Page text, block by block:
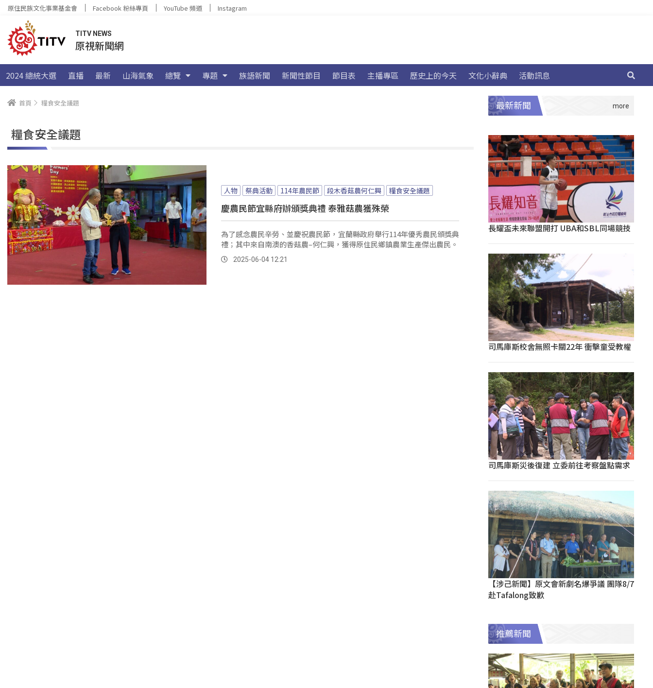
原住民族文化事業基金會 Facebook 粉絲專頁 YouTube 頻道 Instagram
TITV NEWS
原視新聞網
2024 總統大選 直播 最新 山海氣象 總覽 專題 族語新聞 新聞性節目 節目表 主播專區 歷史上的今天 文化小辭典 活動訊息
首頁 糧食安全議題
糧食安全議題
人物 祭典活動 114年農民節 段木香菇農何仁興 糧食安全議題
慶農民節宜縣府辦頒獎典禮 泰雅菇農獲殊榮
為了感念農民辛勞、並慶祝農民節，宜蘭縣政府舉行114年優秀農民頒獎典
禮；其中來自南澳的香菇農–何仁興，獲得原住民鄉鎮農業生產傑出農民。
2025-06-04 12:21
最新新聞
長耀盃未來聯盟開打 UBA和SBL同場競技
司馬庫斯校舍無照卡關22年 衝擊童受教權
司馬庫斯災後復建 立委前往考察盤點需求
【涉己新聞】原文會新劇名爆爭議 團隊8/7
赴Tafalong致歉
推薦新聞